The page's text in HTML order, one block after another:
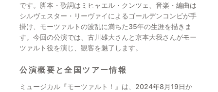
です。脚本・歌詞はミヒャエル・クンツェ、音楽・編曲は
シルヴェスター・リーヴァイによるゴールデンコンビが手
掛け、モーツァルトの波乱に満ちた35年の生涯を描きま
す。今回の公演では、古川雄大さんと京本大我さんがモー
ツァルト役を演じ、観客を魅了します。
公演概要と全国ツアー情報
ミュージカル『モーツァルト！』は、2024年8月19日か